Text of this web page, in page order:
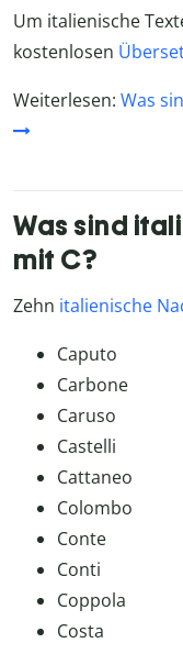
Um italienische
kostenlosen
Weiterlesen: Was
Was sind
mit C?
Zehn italienische
Caputo
Carbone
Caruso
Castelli
Cattaneo
Colombo
Conte
Conti
Coppola
Costa